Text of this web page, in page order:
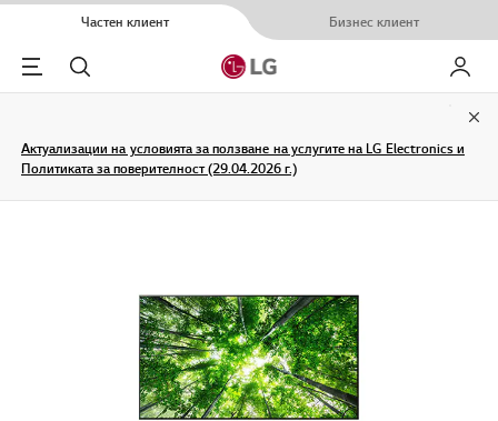
Частен клиент Бизнес клиент
Menu
Търсене Моят
Актуализации на условията за ползване на услугите на LG Electronics и
Политиката за поверителност (29.04.2026 г.)